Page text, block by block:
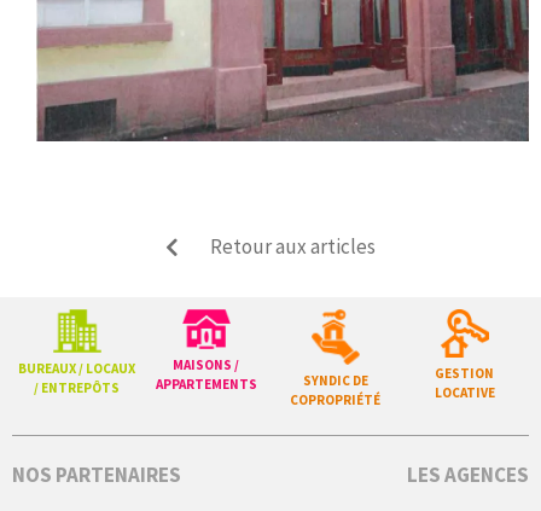
Retour aux articles
BUREAUX / LOCAUX
/ ENTREPÔTS
MAISONS /
APPARTEMENTS
SYNDIC DE
COPROPRIÉTÉ
GESTION
LOCATIVE
NOS PARTENAIRES LES AGENCES